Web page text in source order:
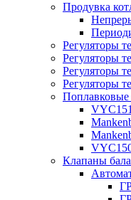
Продувка
Регуляторы
Регуляторы
Регуляторы
Регуляторы
VYC151
Клапаны